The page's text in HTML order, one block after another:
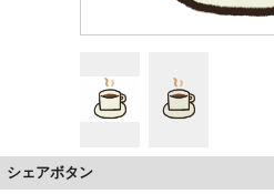
シェアボタン